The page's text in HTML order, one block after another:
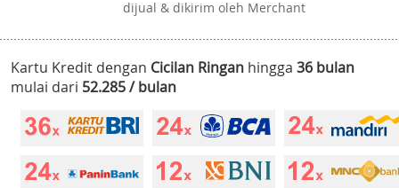
dijual & dikirim oleh Merchant
Kartu Kredit dengan Cicilan Ringan hingga 36 bulan
mulai dari 52.285 / bulan